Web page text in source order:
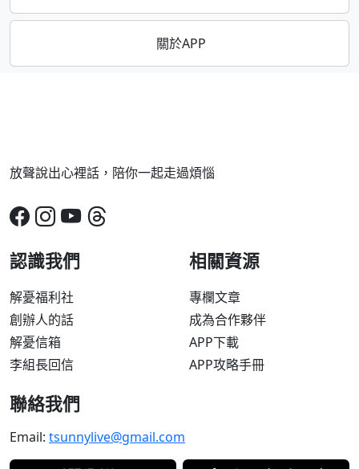
關於APP
放聲說出心裡話，陪你一起走過煩惱
認識我們
解憂福利社
創辦人的話
解憂信箱
李組長回信
相關資源
專欄文章
成為合作夥伴
APP下載
APP攻略手冊
聯絡我們
Email: tsunnylive@gmail.com